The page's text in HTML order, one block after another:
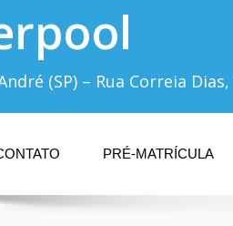
(SP) – Rua Correia Dias,
PRÉ-MATRÍCULA